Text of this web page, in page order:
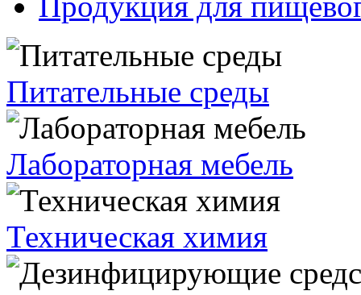
Питательные среды
Лабораторная мебель
Техническая химия